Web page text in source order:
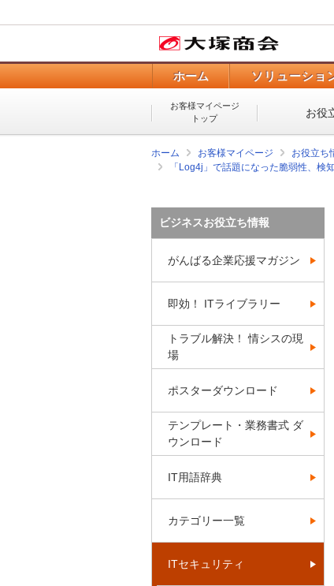
ホーム ソリューショ
お客様マイページ
トップ
お役
ホーム お客様マイページ お役立ち
「Log4j」で話題になった脆弱性、検
ビジネスお役立ち情報
がんばる企業応援マガジン
即効！ ITライブラリー
トラブル解決！ 情シスの現
場
ポスターダウンロード
テンプレート・業務書式 ダ
ウンロード
IT用語辞典
カテゴリー一覧
ITセキュリティ